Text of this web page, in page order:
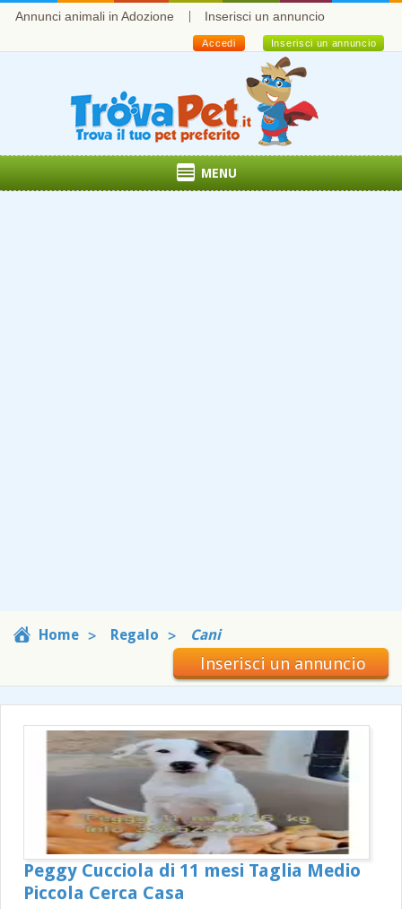
Annunci animali in Adozione Inserisci un annuncio
Inserisci un annuncio
Accedi
MENU
Home Regalo Cani
Inserisci un annuncio
Peggy Cucciola di 11 mesi Taglia Medio
Piccola Cerca Casa